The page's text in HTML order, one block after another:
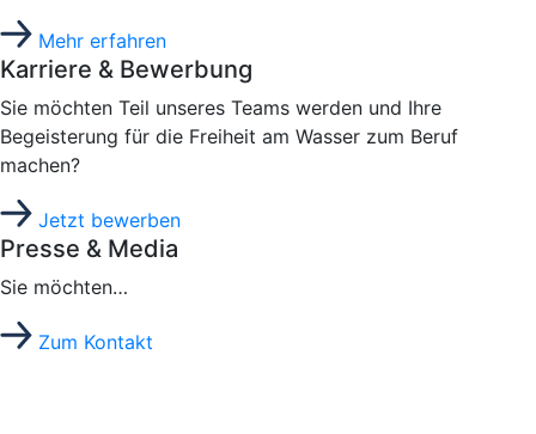
Mehr erfahren
Karriere & Bewerbung
Sie möchten Teil unseres Teams werden und Ihre
Begeisterung für die Freiheit am Wasser zum Beruf
machen?
Jetzt bewerben
Presse & Media
Sie möchten…
Zum Kontakt